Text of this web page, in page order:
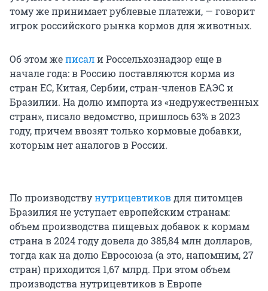
тому же принимает рублевые платежи, — говорит
игрок российского рынка кормов для животных.
Об этом жеписали Россельхознадзор еще в
начале года: в Россию поставляются корма из
стран ЕС, Китая, Сербии, стран-членов ЕАЭС и
Бразилии. На долю импорта из «недружественных
стран», писало ведомство, пришлось 63% в 2023
году, причем ввозят только кормовые добавки,
которым нет аналогов в России.
По производствунутрицевтиковдля питомцев
Бразилия не уступает европейским странам:
объем производства пищевых добавок к кормам
страна в 2024 году довела до 385,84 млн долларов,
тогда как на долю Евросоюза (а это, напомним, 27
стран) приходится 1,67 млрд. При этом объем
производства нутрицевтиков в Европе